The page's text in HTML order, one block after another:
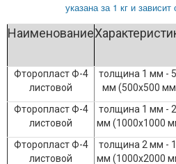
указана за 1 кг и
Наименование
Фторопласт Ф-4
листовой
толщина 1 мм -
мм (500х500
Фторопласт Ф-4
листовой
толщина 1 мм -
мм (1000х1000
Фторопласт Ф-4
листовой
толщина 2 мм -
мм (1000х2000